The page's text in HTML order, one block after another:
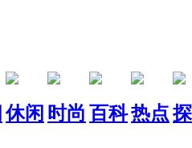
休闲 时尚 百科热点